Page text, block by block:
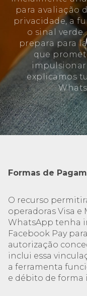
para avaliação
privacidade, a
o sinal
prepara para
que
impulsionar
explicamos
Formas de
O recurso
operadoras Visa e
WhatsApp tenha
Facebook Pay
autorização
inclui essa
a ferramenta
e débito de forma